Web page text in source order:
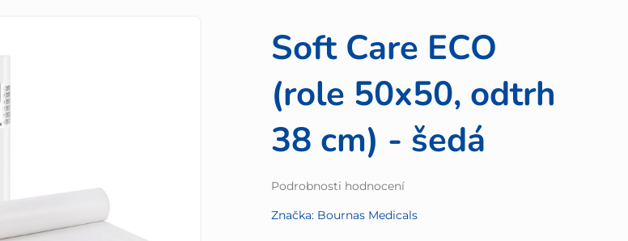
Soft Care ECO
(role 50x50, odtrh
38 cm) - šedá
Průměrné
produktu
Podrobnosti hodnocení
Značka: Bournas Medicals